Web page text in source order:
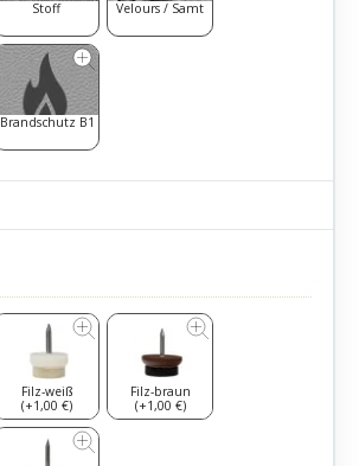
Stoff Velours / Samt
Brandschutz B1
Filz-weiß
(+1,00 €)
Filz-braun
(+1,00 €)